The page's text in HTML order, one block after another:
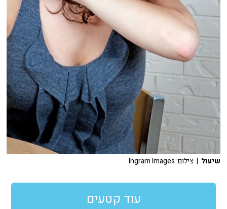
שיעול | צילום: Ingram Images
עוד קטעים